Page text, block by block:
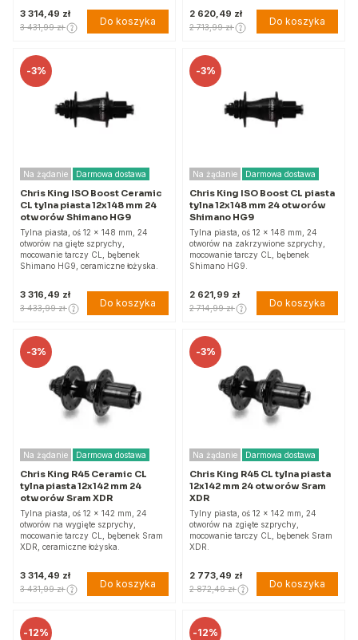
3 314,49 zł
3 431,99 zł Do koszyka
2 620,49 zł
2 713,99 zł Do koszyka
-3%
Na żądanie Darmowa dostawa
Chris King ISO Boost Ceramic
CL tylna piasta 12x148 mm 24
otworów Shimano HG9
Tylna piasta, oś 12 x 148 mm, 24
otworów na gięte szprychy,
mocowanie tarczy CL, bębenek
Shimano HG9, ceramiczne łożyska.
3 316,49 zł
3 433,99 zł Do koszyka
-3%
Na żądanie Darmowa dostawa
Chris King ISO Boost CL piasta
tylna 12x148 mm 24 otworów
Shimano HG9
Tylna piasta, oś 12 x 148 mm, 24
otworów na zakrzywione szprychy,
mocowanie tarczy CL, bębenek
Shimano HG9.
2 621,99 zł
2 714,99 zł Do koszyka
-3%
Na żądanie Darmowa dostawa
Chris King R45 Ceramic CL
tylna piasta 12x142 mm 24
otworów Sram XDR
Tylna piasta, oś 12 x 142 mm, 24
otworów na wygięte szprychy,
mocowanie tarczy CL, bębenek Sram
XDR, ceramiczne łożyska.
3 314,49 zł
3 431,99 zł Do koszyka
-3%
Na żądanie Darmowa dostawa
Chris King R45 CL tylna piasta
12x142 mm 24 otworów Sram
XDR
Tylny piasta, oś 12 x 142 mm, 24
otworów na zgięte szprychy,
mocowanie tarczy CL, bębenek Sram
XDR.
2 773,49 zł
2 872,49 zł Do koszyka
-12% -12%